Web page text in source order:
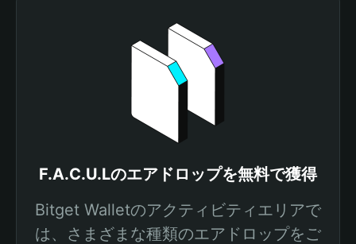
F.A.C.U.Lのエアドロップを無料で獲得
Bitget Walletのアクティビティエリアで
は、さまざまな種類のエアドロップをご